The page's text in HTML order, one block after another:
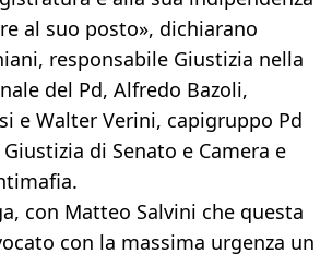
al suo posto», dichiarano
responsabile Giustizia nella
del Pd, Alfredo Bazoli,
e Walter Verini, capigruppo Pd
di Senato e Camera e
con Matteo Salvini che questa
con la massima urgenza un